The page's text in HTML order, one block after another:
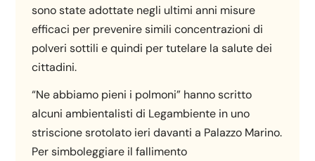
sono state adottate negli ultimi anni misure
efficaci per prevenire simili concentrazioni di
polveri sottili e quindi per tutelare la salute dei
cittadini.
“Ne abbiamo pieni i polmoni” hanno scritto
alcuni ambientalisti di Legambiente in uno
striscione srotolato ieri davanti a Palazzo Marino.
Per simboleggiare il fallimento